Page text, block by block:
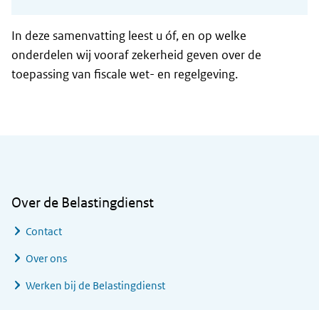
In deze samenvatting leest u óf, en op welke
onderdelen wij vooraf zekerheid geven over de
toepassing van fiscale wet- en regelgeving.
Over de Belastingdienst
Contact
Over ons
Werken bij de Belastingdienst